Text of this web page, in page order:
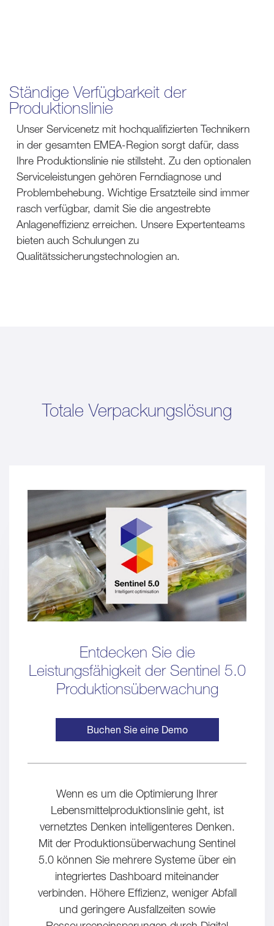
Ständige Verfügbarkeit der
Produktionslinie
Unser Servicenetz mit hochqualifizierten Technikern
in der gesamten EMEA-Region sorgt dafür, dass
Ihre Produktionslinie nie stillsteht. Zu den optionalen
Serviceleistungen gehören Ferndiagnose und
Problembehebung. Wichtige Ersatzteile sind immer
rasch verfügbar, damit Sie die angestrebte
Anlageneffizienz erreichen. Unsere Expertenteams
bieten auch Schulungen zu
Qualitätssicherungstechnologien an.
Totale Verpackungslösung
Entdecken Sie die
Leistungsfähigkeit der Sentinel 5.0
Produktionsüberwachung
Buchen Sie eine Demo
Wenn es um die Optimierung Ihrer
Lebensmittelproduktionslinie geht, ist
vernetztes Denken intelligenteres Denken.
Mit der Produktionsüberwachung Sentinel
5.0 können Sie mehrere Systeme über ein
integriertes Dashboard miteinander
verbinden. Höhere Effizienz, weniger Abfall
und geringere Ausfallzeiten sowie